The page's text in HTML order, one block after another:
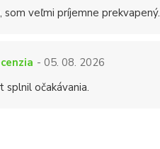
veľmi príjemne prekvapený.
- 05. 08. 2026
splnil očakávania.